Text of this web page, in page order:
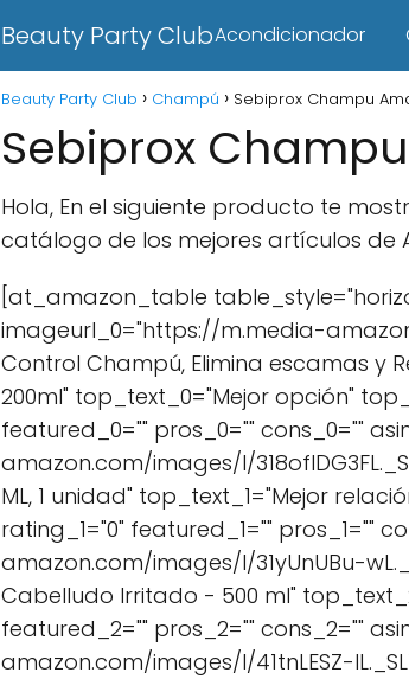
Beauty Party ClubAcondicionador
Beauty Party Club Champú Sebiprox Champu
Sebiprox
Hola, En el siguiente producto te
catálogo de los mejores artículos de
[at_amazon_table
imageurl_0="https://m.media-
Control Champú, Elimina escamas y
200ml" top_text_0="Mejor opción"
featured_0="" pros_0="" cons_0=""
amazon.com/images/I/
ML, 1 unidad" top_text_1="Mejor
rating_1="0" featured_1="" pros_1=""
amazon.com/images/I/31yUnUBu-
Cabelludo Irritado - 500 ml"
featured_2="" pros_2="" cons_2=""
amazon.com/images/I/41tnLESZ-